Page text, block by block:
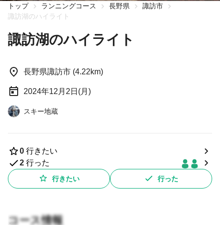
トップ ランニングコース 長野県
諏訪市
諏訪湖のハイライト
諏訪湖のハイライト
長野県諏訪市 (4.22km)
2024年12月2日(月)
スキー地蔵
0 行きたい
2 行った
行きたい 行った
コース情報